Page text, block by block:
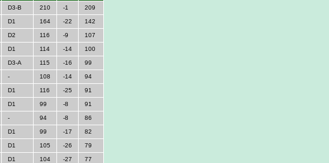
D3-B 210 -1 209
D1 164 -22 142
D2 116 -9 107
D1 114 -14 100
D3-A 115 -16 99
- 108 -14 94
D1 116 -25 91
D1 99 -8 91
- 94 -8 86
D1 99 -17 82
D1 105 -26 79
D1 104 -27 77